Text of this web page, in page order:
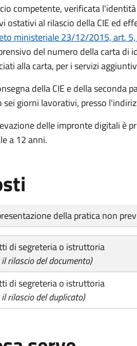
competente, verificata
ostativi al rilascio della CIE ed
ministeriale 23/12/2015, art. 5,
del numero della carta di
alla carta, per i servizi
della CIE e della seconda
sei giorni lavorativi, presso
delle impronte digitali è
a 12 anni.
di pagamentodella pratica non
di segreteria o istruttoria
il rilascio del documento)
di segreteria o istruttoria
il rilascio del duplicato)